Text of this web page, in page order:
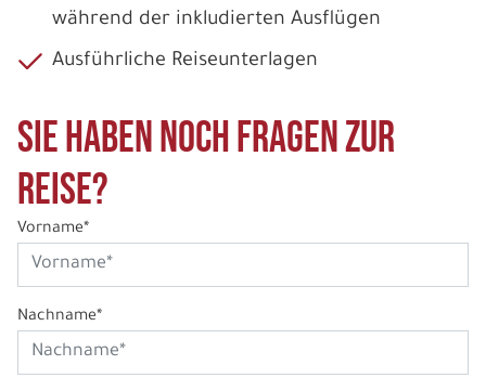
während der inkludierten Ausflügen
Ausführliche Reiseunterlagen
Sie haben noch Fragen zur
Reise?
Vorname*
Nachname*